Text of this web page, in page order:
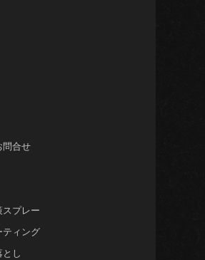
問合せ
プレー
ティング
し